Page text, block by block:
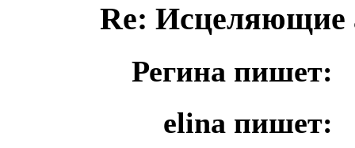
Re: Исцеляющие
Регина пишет:
elina пишет: